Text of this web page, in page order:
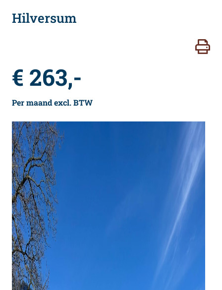
Hilversum
€ 263,-
Per maand excl. BTW